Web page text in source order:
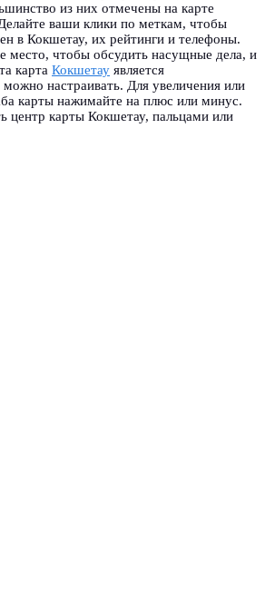
из них отмечены на карте
ваши клики по меткам, чтобы
в Кокшетау, их рейтинги и телефоны.
чтобы обсудить насущные дела, и
карта Кокшетау является
настраивать. Для увеличения или
карты нажимайте на плюс или минус.
центр карты Кокшетау, пальцами или